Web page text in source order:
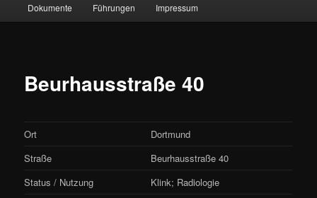
Dokumente Führungen Impressum
Beurhausstraße 40
Ort
Dortmund
Straße
Beurhausstraße 40
Status / Nutzung
Klink; Radiologie